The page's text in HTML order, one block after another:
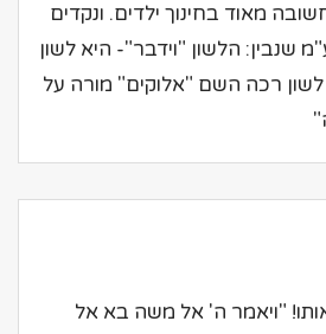
מאוד בחינוך ילדים. ונקדים
שנבין: הלשון "וידבר"- היא לשון
רכה השם "אלוקים" מורה על
"ויאמר ה' אל משה בא אל